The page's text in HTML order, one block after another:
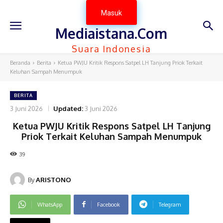
Masuk
Mediaistana.Com
Suara Indonesia
Beranda Berita
Ketua PWJU Kritik Respons Satpel LH Tanjung Priok Terkait
Keluhan Sampah Menumpuk
BERITA
3 Juni 2026 Updated: 3 Juni 2026
Ketua PWJU Kritik Respons Satpel LH Tanjung
Priok Terkait Keluhan Sampah Menumpuk
39
ByARISTONO
WhatsApp Facebook Telegram